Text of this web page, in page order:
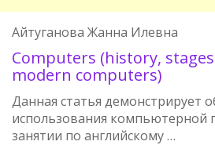
Айтуганова Жанна Илевна
Сomputers (history,
modern computers)
Данная статья демонстрирует
использования компьютерной
занятии по английскому …